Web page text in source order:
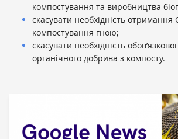
компостування та виробництва
скасувати необхідність
компостування гною;
скасувати необхідність
органічного добрива з компосту.